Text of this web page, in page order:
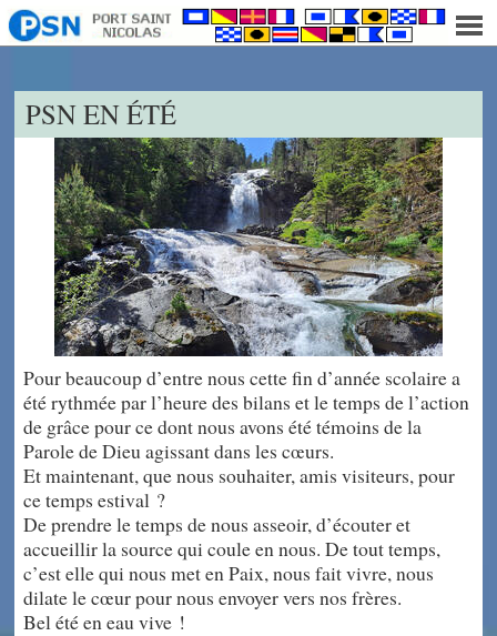
PSN EN ÉTÉ
Pour beaucoup d’entre nous cette fin d’année scolaire a
été rythmée par l’heure des bilans et le temps de l’action
de grâce pour ce dont nous avons été témoins de la
Parole de Dieu agissant dans les cœurs.
Et maintenant, que nous souhaiter, amis visiteurs, pour
ce temps estival ?
De prendre le temps de nous asseoir, d’écouter et
accueillir la source qui coule en nous. De tout temps,
c’est elle qui nous met en Paix, nous fait vivre, nous
dilate le cœur pour nous envoyer vers nos frères.
Bel été en eau vive !